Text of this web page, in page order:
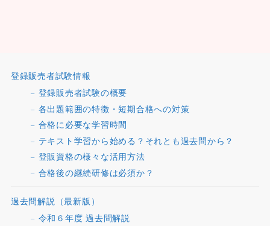
登録販売者試験情報
登録販売者試験の概要
各出題範囲の特徴・短期合格への対策
合格に必要な学習時間
テキスト学習から始める？それとも過去問から？
登販資格の様々な活用方法
合格後の継続研修は必須か？
過去問解説（最新版）
令和６年度 過去問解説